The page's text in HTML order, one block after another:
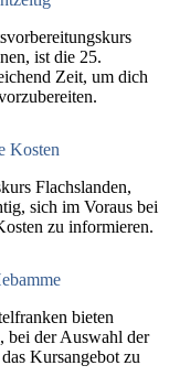
ist die 25.
Zeit, um dich
Kosten
Flachslanden,
sich im Voraus bei
zu informieren.
bieten
bei der Auswahl der
Kursangebot zu